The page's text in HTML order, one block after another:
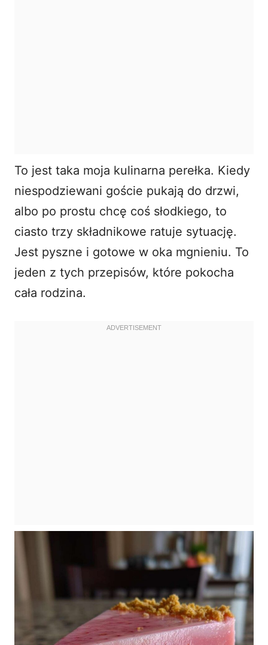
To jest taka moja kulinarna perełka. Kiedy
niespodziewani goście pukają do drzwi,
albo po prostu chcę coś słodkiego, to
ciasto trzy składnikowe ratuje sytuację.
Jest pyszne i gotowe w oka mgnieniu. To
jeden z tych przepisów, które pokocha
cała rodzina.